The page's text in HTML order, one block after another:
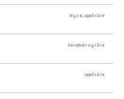
Nysa, opolskie
świętokrzyskie
opolskie